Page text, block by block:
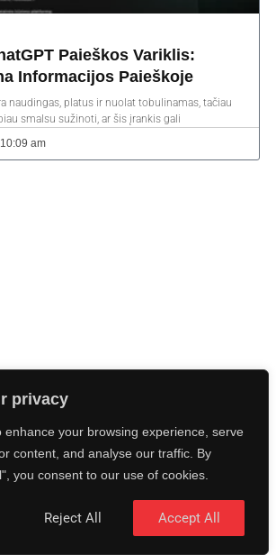
privacy
enhance your browsing experience, serve
content, and analyse our traffic. By
you consent to our use of cookies.
Reject All Accept All
Paieškos Variklis:
Informacijos Paieškoje
naudingas, platus ir nuolat tobulinamas, tačiau
smalsu sužinoti, ar šis įrankis gali
10:09 am